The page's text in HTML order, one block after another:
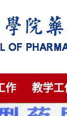
作 教学工